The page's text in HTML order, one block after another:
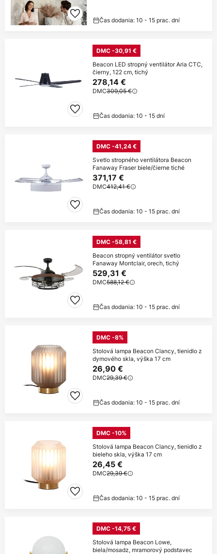
Čas dodania: 10 - 15 prac. dní
DMC -30,91 €
Beacon LED stropný ventilátor Aria CTC,
čierny, 122 cm, tichý
278,14 €
DMC309,05 €
Čas dodania: 10 - 15 dní
DMC -41,24 €
Svetlo stropného ventilátora Beacon
Fanaway Fraser biele/čierne tiché
371,17 €
DMC412,41 €
Čas dodania: 10 - 15 prac. dní
DMC -58,81 €
Beacon stropný ventilátor svetlo
Fanaway Montclair, orech, tichý
529,31 €
DMC588,12 €
Čas dodania: 10 - 15 prac. dní
DMC -8%
Stolová lampa Beacon Clancy, tienidlo z
dymového skla, výška 17 cm
26,90 €
DMC29,39 €
Čas dodania: 10 - 15 prac. dní
DMC -10%
Stolová lampa Beacon Clancy, tienidlo z
bieleho skla, výška 17 cm
26,45 €
DMC29,39 €
Čas dodania: 10 - 15 prac. dní
DMC -14,75 €
Stolová lampa Beacon Lowe,
biela/mosadz, mramorový podstavec